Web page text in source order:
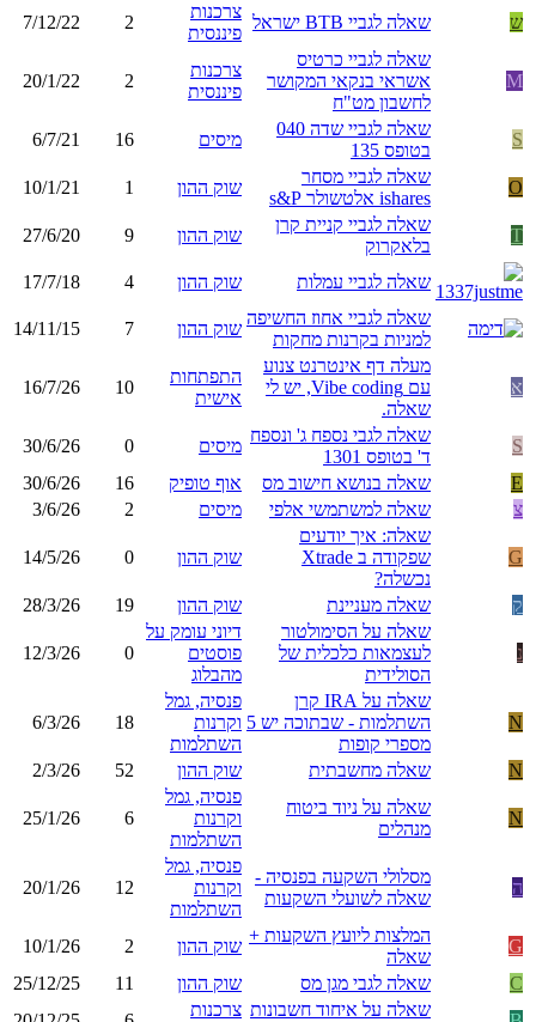
ש שאלה לגביי BTB ישראל
צרכנות
פיננסית
2
7/12/22
M
שאלה לגביי כרטיס
אשראי בנקאי המקושר
לחשבון מט"ח
צרכנות
פיננסית
2
20/1/22
S
שאלה לגביי שדה 040
בטופס 135
מיסים 16
6/7/21
O
שאלה לגביי מסחר
ishares אלטשולר s&P
שוק ההון 1
10/1/21
T
שאלה לגביי קניית קרן
בלאקרוק
שוק ההון 9
27/6/20
שאלה לגביי עמלות שוק ההון 4
17/7/18
שאלה לגביי אחוז החשיפה
למניות בקרנות מחקות
שוק ההון 7
14/11/15
א
מעלה דף אינטרנט צנוע
עם Vibe coding, יש לי
שאלה.
התפתחות
אישית
10
16/7/26
S
שאלה לגבי נספח ג' ונספח
ד' בטופס 1301
מיסים 0
30/6/26
E
שאלה בנושא חישוב מס אוף טופיק 16
30/6/26
צ
שאלה למשתמשי אלפי מיסים 2
3/6/26
G
שאלה: איך יודעים
שפקודה ב Xtrade
נכשלה?
שוק ההון 0
14/5/26
ק שאלה מעניינת שוק ההון 19
28/3/26
נ
שאלה על הסימולטור
לעצמאות כלכלית של
הסולידית
דיוני עומק על
פוסטים
מהבלוג
0
12/3/26
N
שאלה על IRA קרן
השתלמות - שבתוכה יש 5
מספרי קופות
פנסיה, גמל
וקרנות
השתלמות
18
6/3/26
N שאלה מחשבתית שוק ההון 52
2/3/26
N
שאלה על ניוד ביטוח
מנהלים
פנסיה, גמל
וקרנות
השתלמות
6
25/1/26
ה
מסלולי השקעה בפנסיה -
שאלה לשועלי השקעות
פנסיה, גמל
וקרנות
השתלמות
12
20/1/26
G
המלצות ליועץ השקעות +
שאלה
שוק ההון 2
10/1/26
C
שאלה לגבי מגן מס שוק ההון 11
25/12/25
שאלה על איחוד חשבונות צרכנות